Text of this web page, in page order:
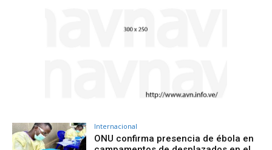
Internacional
ONU confirma presencia de ébola en